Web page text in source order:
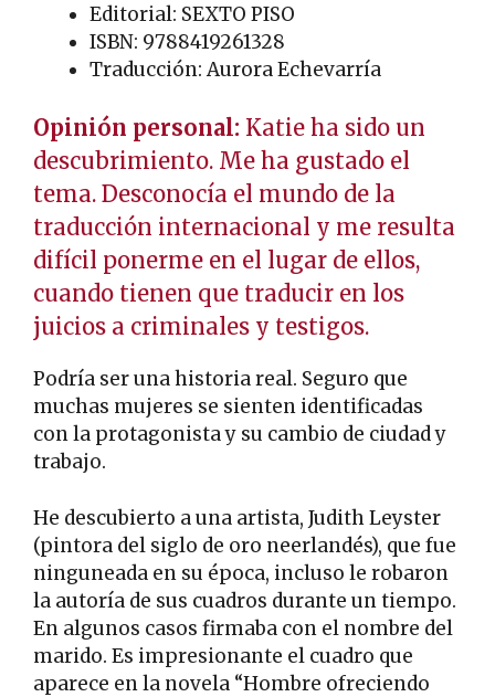
Editorial: SEXTO PISO
ISBN: 9788419261328
Traducción: Aurora Echevarría
Opinión personal: Katie ha sido un
descubrimiento. Me ha gustado el
tema. Desconocía el mundo de la
traducción internacional y me resulta
difícil ponerme en el lugar de ellos,
cuando tienen que traducir en los
juicios a criminales y testigos.
Podría ser una historia real. Seguro que
muchas mujeres se sienten identificadas
con la protagonista y su cambio de ciudad y
trabajo.
He descubierto a una artista, Judith Leyster
(pintora del siglo de oro neerlandés), que fue
ninguneada en su época, incluso le robaron
la autoría de sus cuadros durante un tiempo.
En algunos casos firmaba con el nombre del
marido. Es impresionante el cuadro que
aparece en la novela “Hombre ofreciendo